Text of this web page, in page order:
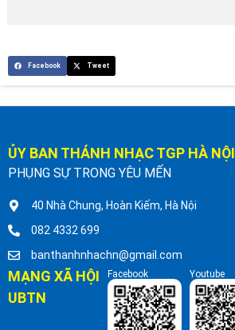
Facebook Tweet
ỦY BAN THÁNH NHẠC TGP HÀ NỘI
PHỤNG SỰ TRONG YÊU MẾN
40 Nhà Chung, Hoàn Kiếm, Hà Nội
082 4332 699
banthanhnhachn@gmail.com
MẠNG XÃ HỘI
UBTN
Facebook Youtube